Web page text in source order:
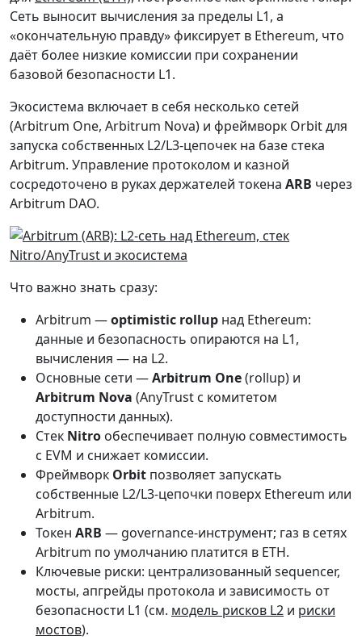
Сеть выносит вычисления за пределы L1, а
«окончательную правду» фиксирует в Ethereum, что
даёт более низкие комиссии при сохранении
базовой безопасности L1.
Экосистема включает в себя несколько сетей
(Arbitrum One, Arbitrum Nova) и фреймворк Orbit для
запуска собственных L2/L3-цепочек на базе стека
Arbitrum. Управление протоколом и казной
сосредоточено в руках держателей токена ARB через
Arbitrum DAO.
Что важно знать сразу:
Arbitrum —optimistic rollup над Ethereum:
данные и безопасность опираются на L1,
вычисления — на L2.
Основные сети —Arbitrum One(rollup) и
Arbitrum Nova (AnyTrust с комитетом
доступности данных).
Стек Nitro обеспечивает полную совместимость
с EVM и снижает комиссии.
Фреймворк Orbit позволяет запускать
собственные L2/L3-цепочки поверх Ethereum или
Arbitrum.
Токен ARB — governance-инструмент; газ в сетях
Arbitrum по умолчанию платится в ETH.
Ключевые риски: централизованный sequencer,
мосты, апгрейды протокола и зависимость от
безопасности L1 (см. модель рисков L2 и риски
мостов).